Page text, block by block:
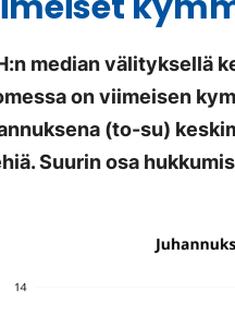
median välityksellä
on viimeisen
(to-su)
Suurin osa